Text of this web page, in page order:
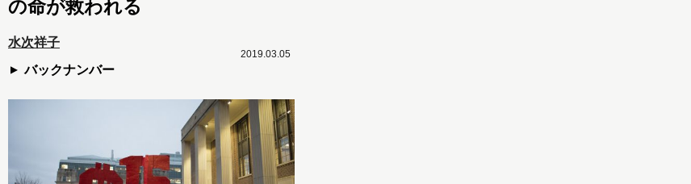
の命が救われる
水次祥子
バックナンバー
2019.03.05